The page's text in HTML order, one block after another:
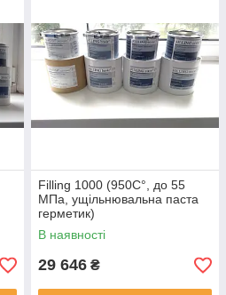
Filling 1000 (950C°, до 55
МПа, ущільнювальна паста
герметик)
В наявності
29 646 ₴